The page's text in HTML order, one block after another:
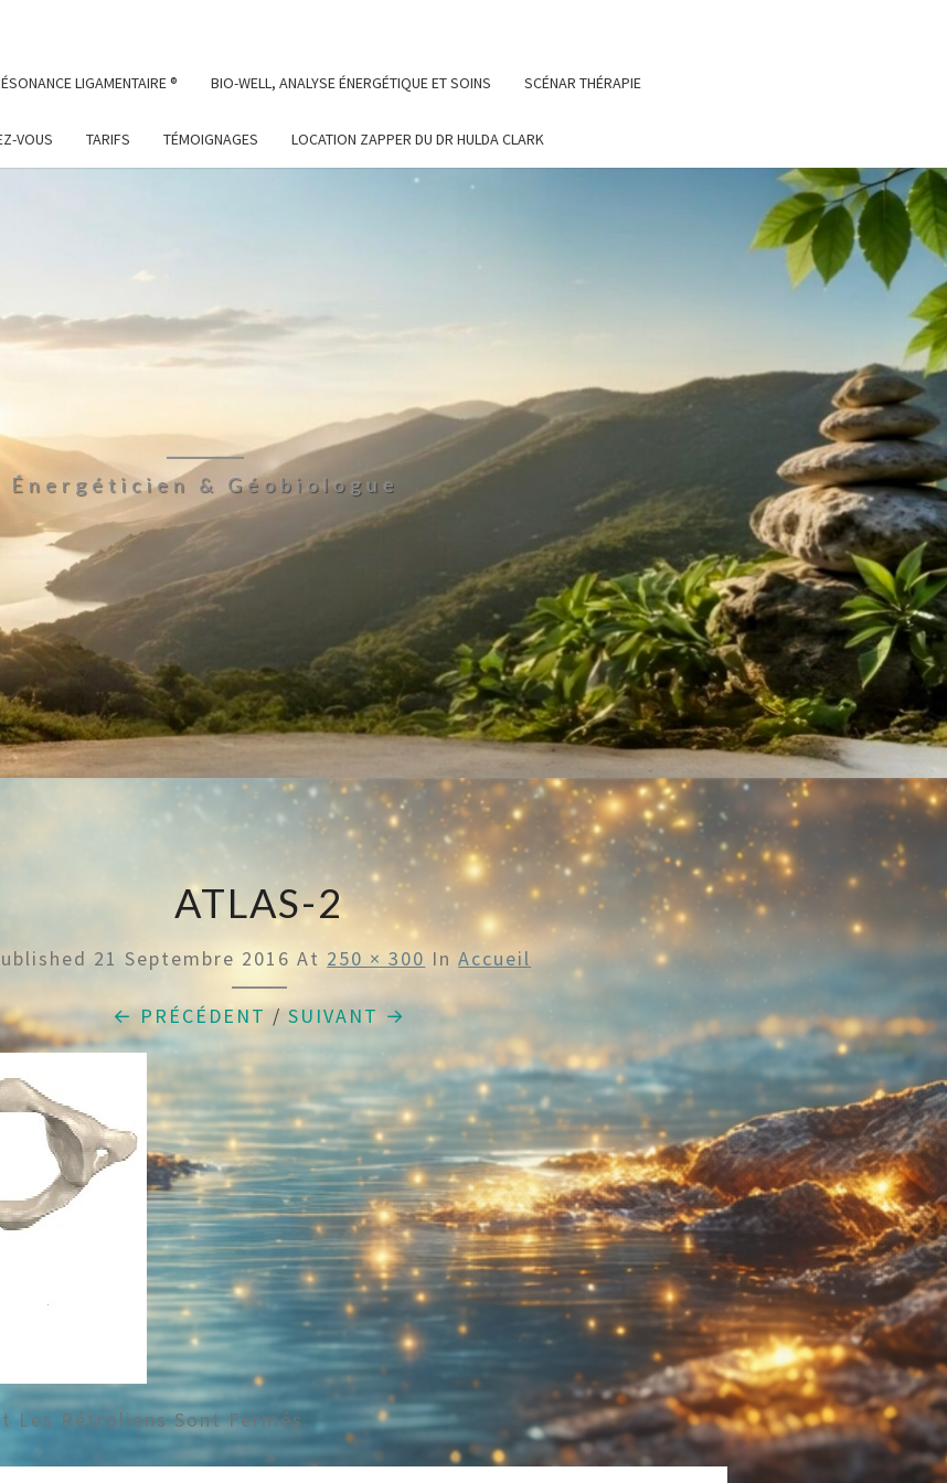
LIGAMENTAIRE ® BIO-WELL, ANALYSE ÉNERGÉTIQUE ET SOINS SCÉNAR THÉRAPIE
VOUS TARIFS TÉMOIGNAGES LOCATION ZAPPER DU DR HULDA CLARK
Énergéticien & Géobiologue
ATLAS-2
21 Septembre 2016 At 250 × 300 InAccueil
← PRÉCÉDENT / SUIVANT →
Les Rétroliens Sont Fermés.